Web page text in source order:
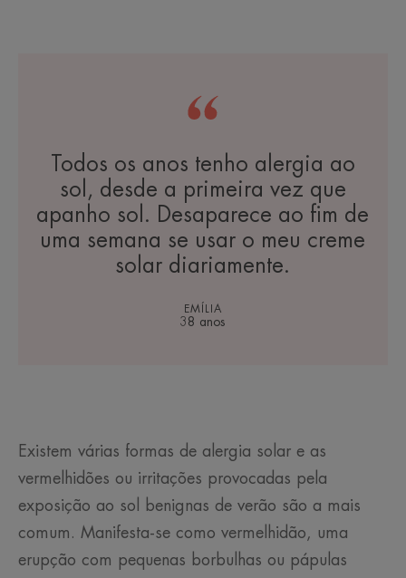
Todos os anos tenho alergia ao
sol, desde a primeira vez que
apanho sol. Desaparece ao fim de
uma semana se usar o meu creme
solar diariamente.
EMÍLIA
38 anos
Existem várias formas de alergia solar e as
vermelhidões ou irritações provocadas pela
exposição ao sol benignas de verão são a mais
comum. Manifesta-se como vermelhidão, uma
erupção com pequenas borbulhas ou pápulas